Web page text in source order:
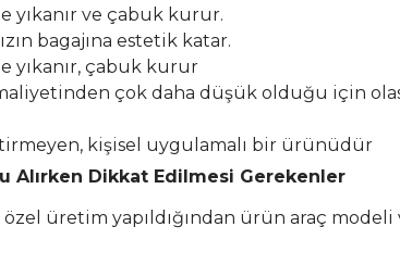
yıkanır ve çabuk kurur.
bagajına estetik katar.
yıkanır, çabuk kurur
çok daha düşük olduğu için
kişisel uygulamalı bir ürünüdür
Alırken Dikkat Edilmesi Gerekenler
özel üretim yapıldığından ürün araç